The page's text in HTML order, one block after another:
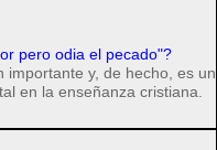
pero odia el pecado"?
importante y, de hecho, es un
en la enseñanza cristiana.